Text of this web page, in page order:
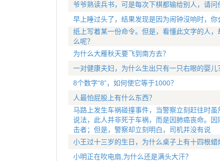
爷爷熟读兵书，可是每次下棋都输给别人，请问
早上睡过头了，结果发现是因为闹钟沒响时，你
纸上写着某一份命令。但是，看懂此文字的人
么呢？
为什么大雁秋天要飞到南方去？
一对健康夫妇，为什么生出只有一只右眼的婴儿
8个数字“8”，如何使它等于1000？
人最怕屁股上有什么东西？
马路上发生车祸碰撞事件，当警察立刻赶往时
说法，此人并非死于车祸，而是因肺癌丧命。
击者；但是，警察却立刻明白，司机并没有说
小王过十三岁的生日，为什么桌子上有十四根蜡
小明正在吹电扇,为什么还是满头大汗？